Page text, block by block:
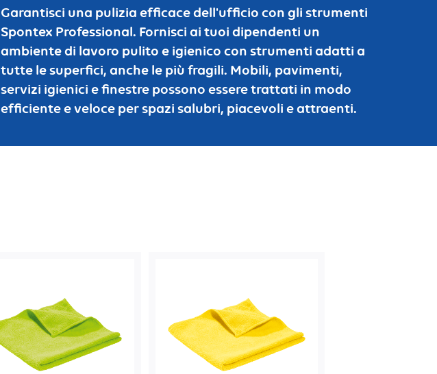
Garantisci una pulizia efficace dell'ufficio con gli strumenti
Spontex Professional. Fornisci ai tuoi dipendenti un
ambiente di lavoro pulito e igienico con strumenti adatti a
tutte le superfici, anche le più fragili. Mobili, pavimenti,
servizi igienici e finestre possono essere trattati in modo
efficiente e veloce per spazi salubri, piacevoli e attraenti.